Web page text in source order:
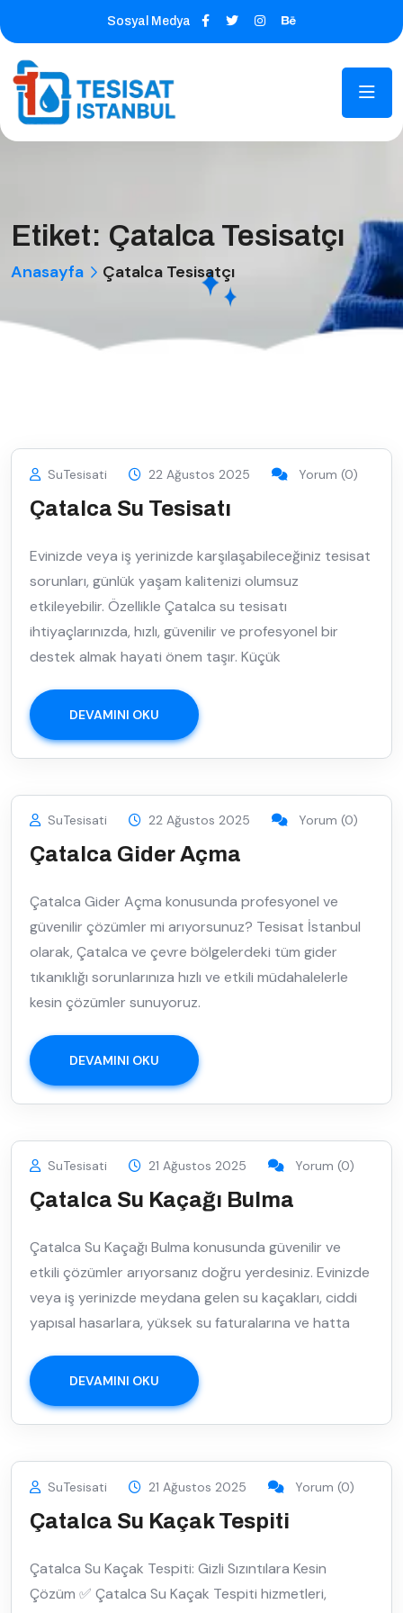
Sosyal Medya
Etiket: Çatalca Tesisatçı
Anasayfa Çatalca Tesisatçı
SuTesisati 22 Ağustos 2025 Yorum (0)
Çatalca Su Tesisatı
Evinizde veya iş yerinizde karşılaşabileceğiniz tesisat
sorunları, günlük yaşam kalitenizi olumsuz
etkileyebilir. Özellikle Çatalca su tesisatı
ihtiyaçlarınızda, hızlı, güvenilir ve profesyonel bir
destek almak hayati önem taşır. Küçük
DEVAMINI OKU
SuTesisati 22 Ağustos 2025 Yorum (0)
Çatalca Gider Açma
Çatalca Gider Açma konusunda profesyonel ve
güvenilir çözümler mi arıyorsunuz? Tesisat İstanbul
olarak, Çatalca ve çevre bölgelerdeki tüm gider
tıkanıklığı sorunlarınıza hızlı ve etkili müdahalelerle
kesin çözümler sunuyoruz.
DEVAMINI OKU
SuTesisati 21 Ağustos 2025 Yorum (0)
Çatalca Su Kaçağı Bulma
Çatalca Su Kaçağı Bulma konusunda güvenilir ve
etkili çözümler arıyorsanız doğru yerdesiniz. Evinizde
veya iş yerinizde meydana gelen su kaçakları, ciddi
yapısal hasarlara, yüksek su faturalarına ve hatta
DEVAMINI OKU
SuTesisati 21 Ağustos 2025 Yorum (0)
Çatalca Su Kaçak Tespiti
Çatalca Su Kaçak Tespiti: Gizli Sızıntılara Kesin
Çözüm ✅ Çatalca Su Kaçak Tespiti hizmetleri,